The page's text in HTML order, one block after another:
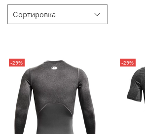
-29% -29%